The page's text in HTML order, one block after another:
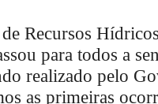
Recursos
para todos a
realizado pelo
as primeiras